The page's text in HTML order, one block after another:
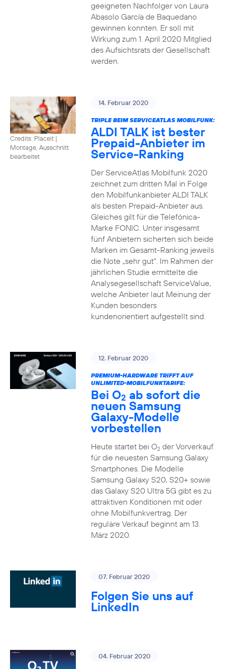
geeigneten Nachfolger von Laura
Abasolo García de Baquedano
gewinnen konnten. Er soll mit
Wirkung zum 1. April 2020 Mitglied
des Aufsichtsrats der Gesellschaft
werden.
Credits: Placeit |
Montage, Ausschnitt
bearbeitet
14. Februar 2020
TRIPLE BEIM SERVICEATLAS MOBILFUNK:
ALDI TALK ist bester
Prepaid-Anbieter im
Service-Ranking
Der ServiceAtlas Mobilfunk 2020
zeichnet zum dritten Mal in Folge
den Mobilfunkanbieter ALDI TALK
als besten Prepaid-Anbieter aus.
Gleiches gilt für die Telefónica-
Marke FONIC. Unter insgesamt
fünf Anbietern sicherten sich beide
Marken im Gesamt-Ranking jeweils
die Note „sehr gut“. Im Rahmen der
jährlichen Studie ermittelte die
Analysegesellschaft ServiceValue,
welche Anbieter laut Meinung der
Kunden besonders
kundenorientiert aufgestellt sind.
12. Februar 2020
PREMIUM-HARDWARE TRIFFT AUF
UNLIMITED-MOBILFUNKTARIFE:
Bei O2 ab sofort die
neuen Samsung
Galaxy-Modelle
vorbestellen
Heute startet bei O2der Vorverkauf
für die neuesten Samsung Galaxy
Smartphones. Die Modelle
Samsung Galaxy S20, S20+ sowie
das Galaxy S20 Ultra 5G gibt es zu
attraktiven Konditionen mit oder
ohne Mobilfunkvertrag. Der
reguläre Verkauf beginnt am 13.
März 2020.
07. Februar 2020
Folgen Sie uns auf
LinkedIn
04. Februar 2020